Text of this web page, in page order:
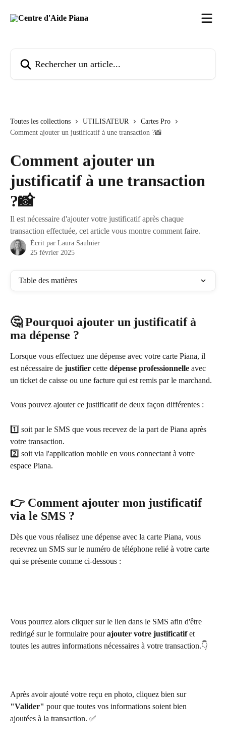
Toutes les collections UTILISATEUR
Cartes Pro
Comment ajouter un justificatif à une transaction ?📸
Comment ajouter un
justificatif à une transaction
?📸
Il est nécessaire d'ajouter votre justificatif après chaque
transaction effectuée, cet article vous montre comment faire.
Écrit par Laura Saulnier
25 février 2025
Table des matières
🤔 Pourquoi ajouter un justificatif à
ma dépense ?
Lorsque vous effectuez une dépense avec votre carte Piana, il
est nécessaire de justifier cette dépense professionnelle avec
un ticket de caisse ou une facture qui est remis par le marchand.
Vous pouvez ajouter ce justificatif de deux façon différentes :
1️⃣ soit par le SMS que vous recevez de la part de Piana après
votre transaction.
2️⃣ soit via l'application mobile en vous connectant à votre
espace Piana.
👉 Comment ajouter mon justificatif
via le SMS ?
Dès que vous réalisez une dépense avec la carte Piana, vous
recevrez un SMS sur le numéro de téléphone relié à votre carte
qui se présente comme ci-dessous :
Vous pourrez alors cliquer sur le lien dans le SMS afin d'être
redirigé sur le formulaire pour ajouter votre justificatif et
toutes les autres informations nécessaires à votre transaction.👇
Après avoir ajouté votre reçu en photo, cliquez bien sur
"Valider" pour que toutes vos informations soient bien
ajoutées à la transaction. ✅